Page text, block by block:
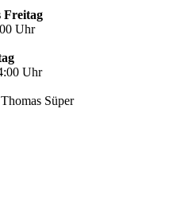
Freitag
Uhr
Uhr
Süper